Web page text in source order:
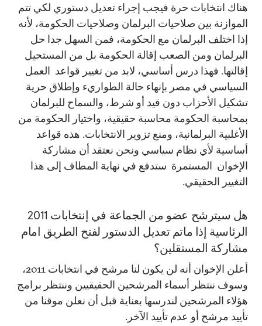
هناك انتخابات حرة فيجب إجراء تعديل دستوري لكي تتم
الموازنة بين صلاحيات البرلمان وصلاحيات الحكومة، لأنه
إذا اختلف البرلمان مع الحكومة، فمن السهل جدا حل
البرلمان ومن الصعب إقالة الحكومة بل من المستحيل
إقالتها. فهذا درس أساسي، لابد من تغيير قواعد العمل
السياسي في مصر بإنهاء حالة الطواريء وإطلاق حرية
تشكيل الأحزاب دون قيد أو شرط، والسماح للبرلمان
بمحاسبة الحكومة محاسبة حقيقية، واختيار الحكومة من
الأغلبية البرلمانية، ومنع تزوير الانتخابات. هذه قواعد
أساسية لأي نظام سياسي ونحن نعتقد أن مشاركة
الإخوان المستمرة ستدفع في نهاية المطاف إلى هذا
التغيير الحقيقي.
هل سيترشح عضو من الجماعة في إنتخابات 2011
الرئاسية إذا ماتم تعديل الدستور لفتح الطريق امام
مشاركة المستقلين؟
أعلن الإخوان أنه لن يكون لنا مرشح في انتخابات 2011،
وسوف ننتظر أسماء المرشحين الحقيقيين وننتظر برامج
هؤلاء المرشحين لندرسها بعناية قبل أن نعلن موقنا من
تأييد مرشح أو عدم تأييد الآخر.